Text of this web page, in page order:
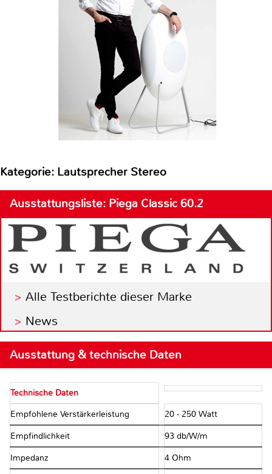
Kategorie: Lautsprecher Stereo
Ausstattungsliste: Piega Classic 60.2
Alle Testberichte dieser Marke
News
Ausstattung & technische Daten
Technische Daten
Empfohlene Verstärkerleistung 20 - 250 Watt
Empfindlichkeit 93 db/W/m
Impedanz 4 Ohm